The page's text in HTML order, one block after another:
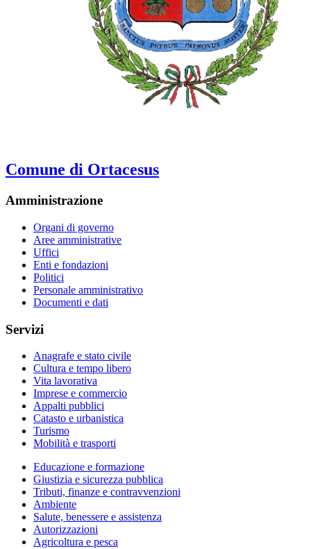
Comune di Ortacesus
Amministrazione
Organi di governo
Aree amministrative
Uffici
Enti e fondazioni
Politici
Personale amministrativo
Documenti e dati
Servizi
Anagrafe e stato civile
Cultura e tempo libero
Vita lavorativa
Imprese e commercio
Appalti pubblici
Catasto e urbanistica
Turismo
Mobilità e trasporti
Educazione e formazione
Giustizia e sicurezza pubblica
Tributi, finanze e contravvenzioni
Ambiente
Salute, benessere e assistenza
Autorizzazioni
Agricoltura e pesca